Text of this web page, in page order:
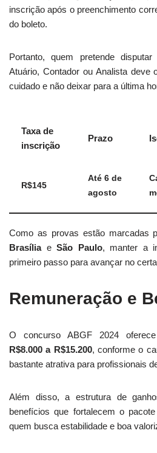
inscrição após o preenchimento
do boleto.
Portanto, quem pretende
Atuário, Contador ou Analista deve
cuidado e não deixar para a última
Taxa de
inscrição
Prazo
R$145
Até 6 de
agosto
Como as provas estão marcadas
BrasíliaeSão Paulo, manter a
primeiro passo para avançar no
Remuneração e
O concurso ABGF 2024
R$8.000 a R$15.200, conforme o
bastante atrativa para profissionais
Além disso, a estrutura de
benefícios que fortalecem o
quem busca estabilidade e boa